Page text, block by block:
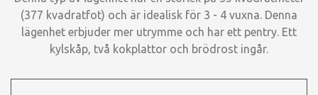
(377 kvadratfot) och är idealisk för 3 - 4 vuxna. Denna
lägenhet erbjuder mer utrymme och har ett pentry. Ett
kylskåp, två kokplattor och brödrost ingår.